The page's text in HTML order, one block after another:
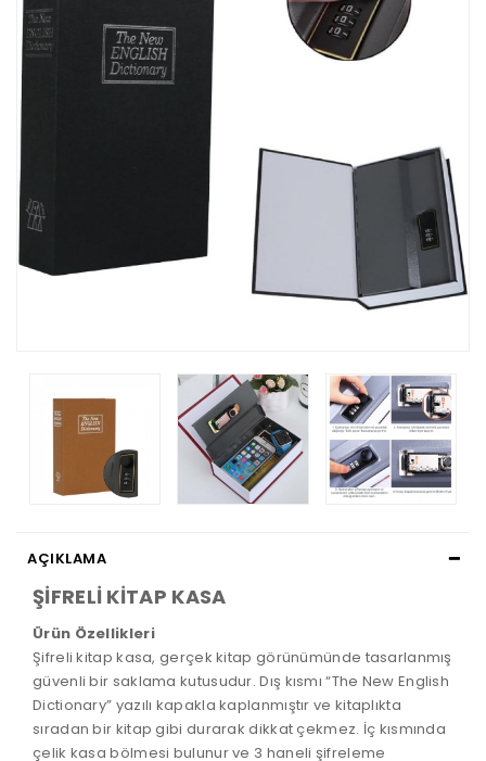
AÇIKLAMA
ŞİFRELİ KİTAP KASA
Ürün Özellikleri
Şifreli kitap kasa, gerçek kitap görünümünde tasarlanmış
güvenli bir saklama kutusudur. Dış kısmı “The New English
Dictionary” yazılı kapakla kaplanmıştır ve kitaplıkta
sıradan bir kitap gibi durarak dikkat çekmez. İç kısmında
çelik kasa bölmesi bulunur ve 3 haneli şifreleme